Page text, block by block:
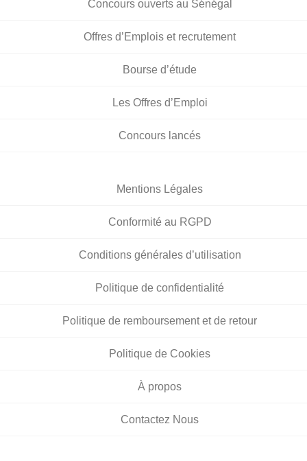
Concours ouverts au Sénégal
Offres d’Emplois et recrutement
Bourse d’étude
Les Offres d’Emploi
Concours lancés
Mentions Légales
Conformité au RGPD
Conditions générales d’utilisation
Politique de confidentialité
Politique de remboursement et de retour
Politique de Cookies
À propos
Contactez Nous